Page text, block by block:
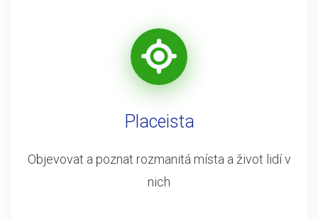
Placeista
Objevovat a poznat rozmanitá místa a život lidí v
nich